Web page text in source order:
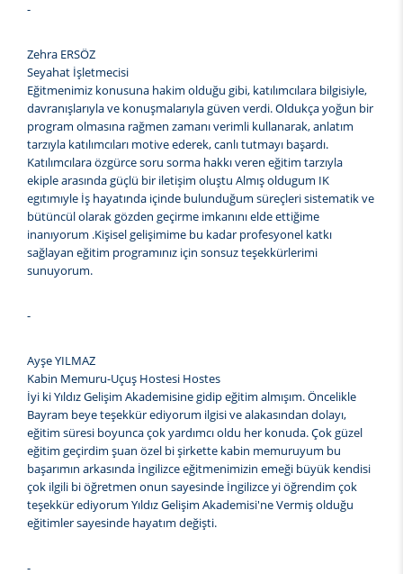
-
Zehra ERSÖZ
Seyahat İşletmecisi
Eğitmenimiz konusuna hakim olduğu gibi, katılımcılara bilgisiyle,
davranışlarıyla ve konuşmalarıyla güven verdi. Oldukça yoğun bir
program olmasına rağmen zamanı verimli kullanarak, anlatım
tarzıyla katılımcıları motive ederek, canlı tutmayı başardı.
Katılımcılara özgürce soru sorma hakkı veren eğitim tarzıyla
ekiple arasında güçlü bir iletişim oluştu Almış oldugum IK
egıtımıyle İş hayatında içinde bulunduğum süreçleri sistematik ve
bütüncül olarak gözden geçirme imkanını elde ettiğime
inanıyorum .Kişisel gelişimime bu kadar profesyonel katkı
sağlayan eğitim programınız için sonsuz teşekkürlerimi
sunuyorum.
-
Ayşe YILMAZ
Kabin Memuru-Uçuş Hostesi Hostes
İyi ki Yıldız Gelişim Akademisine gidip eğitim almışım. Öncelikle
Bayram beye teşekkür ediyorum ilgisi ve alakasından dolayı,
eğitim süresi boyunca çok yardımcı oldu her konuda. Çok güzel
eğitim geçirdim şuan özel bi şirkette kabin memuruyum bu
başarımın arkasında İngilizce eğitmenimizin emeği büyük kendisi
çok ilgili bi öğretmen onun sayesinde İngilizce yi öğrendim çok
teşekkür ediyorum Yıldız Gelişim Akademisi'ne Vermiş olduğu
eğitimler sayesinde hayatım değişti.
-